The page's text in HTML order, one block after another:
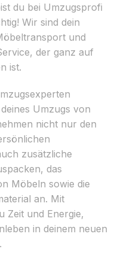
du bei Umzugsprofi
Wir sind dein
und
der ganz auf
ist.
Umzugs von
nicht nur den
zusätzliche
das
Möbeln sowie die
an. Mit
Zeit und Energie,
in deinem neuen